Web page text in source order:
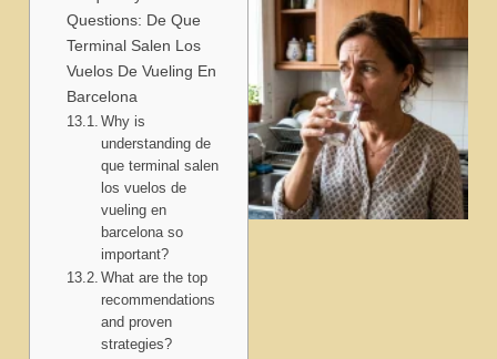
Questions: De Que
Terminal Salen Los
Vuelos De Vueling En
Barcelona
Why is
understanding de
que terminal salen
los vuelos de
vueling en
barcelona so
important?
What are the top
recommendations
and proven
strategies?